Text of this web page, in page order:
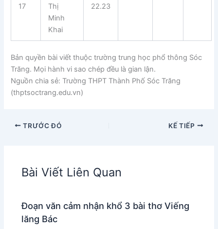
17
Thị
Minh
Khai
22.23
Bản quyền bài viết thuộc trường trung học phổ thông Sóc
Trăng. Mọi hành vi sao chép đều là gian lận.
Nguồn chia sẻ: Trường THPT Thành Phố Sóc Trăng
(thptsoctrang.edu.vn)
TRƯỚC ĐÓ KẾ TIẾP
Bài Viết Liên Quan
Đoạn văn cảm nhận khổ 3 bài thơ Viếng
lăng Bác